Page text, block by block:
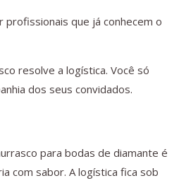
profissionais que já conhecem o
resolve a logística. Você só
dos seus convidados.
para bodas de diamante é
com sabor. A logística fica sob